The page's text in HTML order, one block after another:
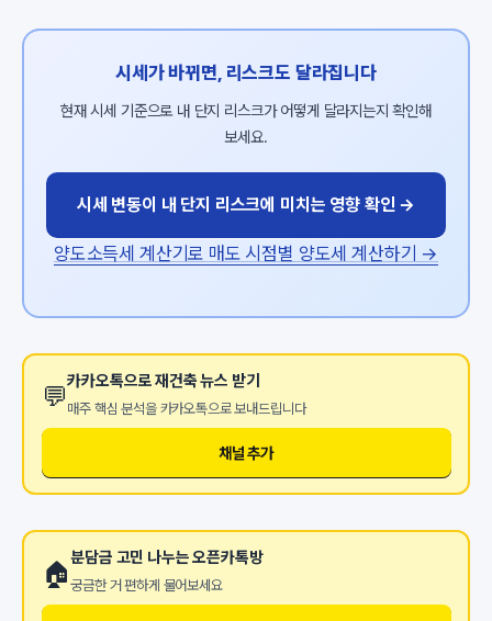
시세가 바뀌면, 리스크도 달라집니다
현재 시세 기준으로 내 단지 리스크가 어떻게 달라지는지 확인해
보세요.
시세 변동이 내 단지 리스크에 미치는 영향 확인 →
양도소득세 계산기로 매도 시점별 양도세 계산하기 →
💬카카오톡으로 재건축 뉴스 받기
매주 핵심 분석을 카카오톡으로 보내드립니다
채널 추가
🏠분담금 고민 나누는 오픈카톡방
궁금한 거 편하게 물어보세요